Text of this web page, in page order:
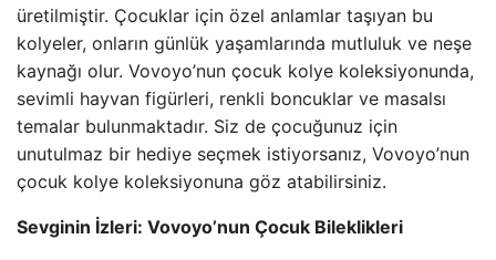
üretilmiştir. Çocuklar için özel anlamlar taşıyan bu
kolyeler, onların günlük yaşamlarında mutluluk ve neşe
kaynağı olur. Vovoyo’nun çocuk kolye koleksiyonunda,
sevimli hayvan figürleri, renkli boncuklar ve masalsı
temalar bulunmaktadır. Siz de çocuğunuz için
unutulmaz bir hediye seçmek istiyorsanız, Vovoyo’nun
çocuk kolye koleksiyonuna göz atabilirsiniz.
Sevginin İzleri: Vovoyo’nun Çocuk Bileklikleri